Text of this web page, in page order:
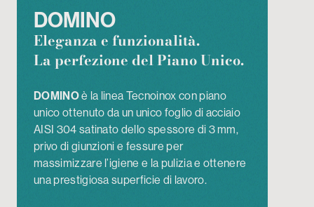
DOMINO
Eleganza e funzionalità.
La perfezione del Piano Unico.
DOMINOè la linea Tecnoinox con piano
unico ottenuto da un unico foglio di acciaio
AISI 304 satinato dello spessore di 3 mm,
privo di giunzioni e fessure per
massimizzare l’igiene e la pulizia e ottenere
una prestigiosa superficie di lavoro.